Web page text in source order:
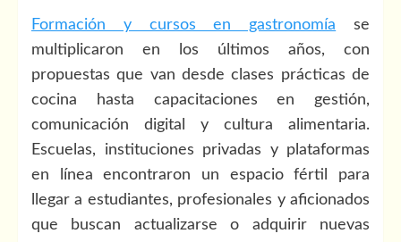
Formación y cursos en gastronomía se
multiplicaron en los últimos años, con
propuestas que van desde clases prácticas de
cocina hasta capacitaciones en gestión,
comunicación digital y cultura alimentaria.
Escuelas, instituciones privadas y plataformas
en línea encontraron un espacio fértil para
llegar a estudiantes, profesionales y aficionados
que buscan actualizarse o adquirir nuevas